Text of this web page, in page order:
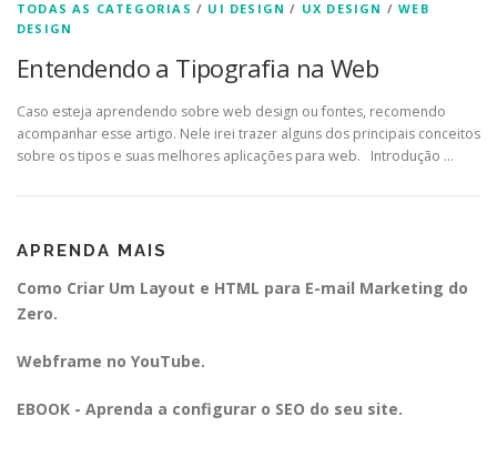
TODAS AS CATEGORIAS / UI DESIGN / UX DESIGN /WEB
DESIGN
Entendendo a Tipografia na Web
Caso esteja aprendendo sobre web design ou fontes, recomendo
acompanhar esse artigo. Nele irei trazer alguns dos principais conceitos
sobre os tipos e suas melhores aplicações para web. Introdução …
APRENDA MAIS
Como Criar Um Layout e HTML para E-mail Marketing do
Zero.
Webframe no YouTube.
EBOOK - Aprenda a configurar o SEO do seu site.